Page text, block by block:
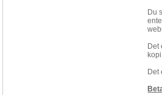
Du
Det
Det